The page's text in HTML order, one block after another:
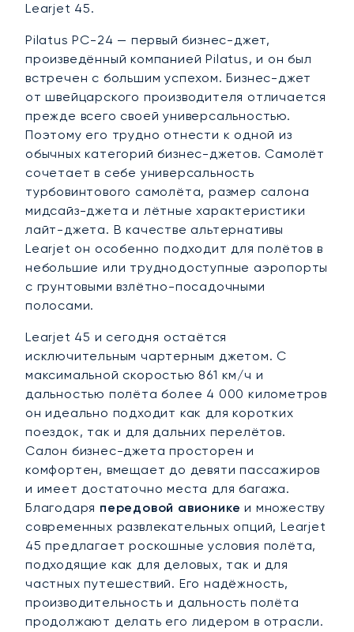
Learjet 45.
Pilatus PC-24 — первый бизнес-джет,
произведённый компанией Pilatus, и он был
встречен с большим успехом. Бизнес-джет
от швейцарского производителя отличается
прежде всего своей универсальностью.
Поэтому его трудно отнести к одной из
обычных категорий бизнес-джетов. Самолёт
сочетает в себе универсальность
турбовинтового самолёта, размер салона
мидсайз-джета и лётные характеристики
лайт-джета. В качестве альтернативы
Learjet он особенно подходит для полётов в
небольшие или труднодоступные аэропорты
с грунтовыми взлётно-посадочными
полосами.
Learjet 45 и сегодня остаётся
исключительным чартерным джетом. С
максимальной скоростью 861 км/ч и
дальностью полёта более 4 000 километров
он идеально подходит как для коротких
поездок, так и для дальних перелётов.
Салон бизнес-джета просторен и
комфортен, вмещает до девяти пассажиров
и имеет достаточно места для багажа.
Благодаря передовой авионике и множеству
современных развлекательных опций, Learjet
45 предлагает роскошные условия полёта,
подходящие как для деловых, так и для
частных путешествий. Его надёжность,
производительность и дальность полёта
продолжают делать его лидером в отрасли.